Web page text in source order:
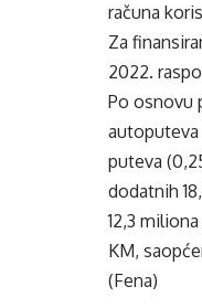
računa
Za
2022.
Po osnovu
puteva
dodatnih
12,3
KM,
(Fena)